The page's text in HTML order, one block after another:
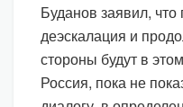
Буданов заявил,
деэскалация и
стороны будут в
Россия, пока не